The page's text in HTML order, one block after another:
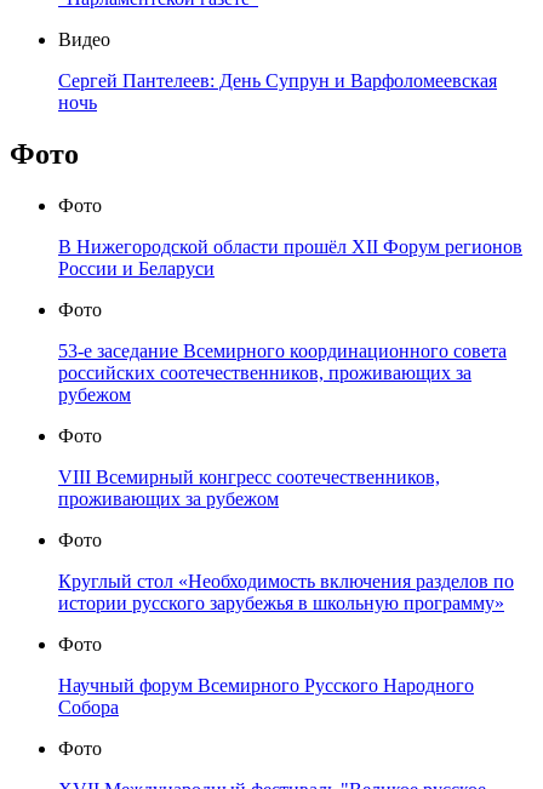
Видео
Сергей Пантелеев: День Супрун и Варфоломеевская
ночь
Фото
Фото
В Нижегородской области прошёл XII Форум регионов
России и Беларуси
Фото
53-е заседание Всемирного координационного совета
российских соотечественников, проживающих за
рубежом
Фото
VIII Всемирный конгресс соотечественников,
проживающих за рубежом
Фото
Круглый стол «Необходимость включения разделов по
истории русского зарубежья в школьную программу»
Фото
Научный форум Всемирного Русского Народного
Собора
Фото